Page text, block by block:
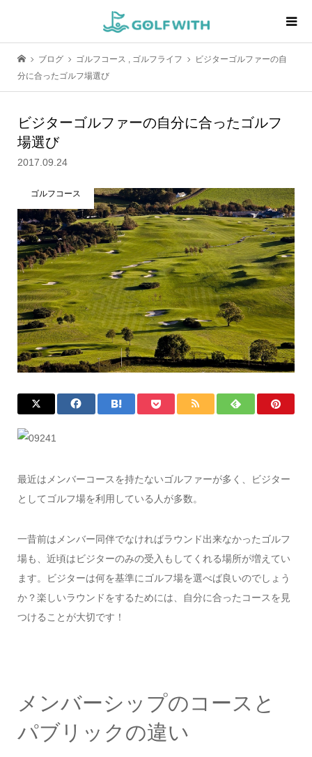
ブログ ゴルフコース , ゴルフライフ
ビジターゴルファーの自
分に合ったゴルフ場選び
ビジターゴルファーの自分に合ったゴルフ
場選び
2017.09.24
ゴルフコース
最近はメンバーコースを持たないゴルファーが多く、ビジター
としてゴルフ場を利用している人が多数。
一昔前はメンバー同伴でなければラウンド出来なかったゴルフ
場も、近頃はビジターのみの受入もしてくれる場所が増えてい
ます。ビジターは何を基準にゴルフ場を選べば良いのでしょう
か？楽しいラウンドをするためには、自分に合ったコースを見
つけることが大切です！
メンバーシップのコースと
パブリックの違い